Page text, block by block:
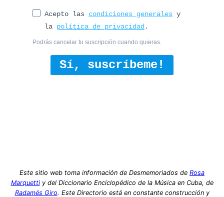
Acepto las condiciones generales y
la política de privacidad .
Podrás cancelar tu suscripción cuando quieras.
Sí, suscríbeme!
Este sitio web toma información de Desmemoriados de Rosa
Marquettiy del Diccionario Enciclopédico de la Música en Cuba, de
Radamés Giro. Este Directorio está en constante construcción y